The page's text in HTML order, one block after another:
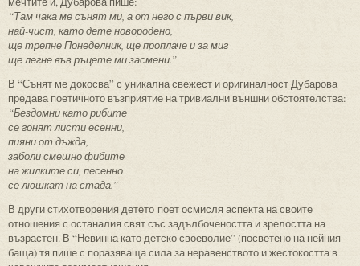
“Там чака ме сънят ми, а от него с първи вик,
най-чист, като дете новородено,
ще трепне Понеделник, ще проплаче и за миг
ще легне във ръцете ми засмени.”
В “Сънят ме докосва” с уникална свежест и оригиналност Дубарова
предава поетичното възприятие на тривиални външни обстоятелства:
“Бездомни като рибите
се гонят листи есенни,
пияни от дъжда,
заболи смешно фибите
на жилките си, песенно
се люшкат на стада.”
В други стихотворения детето-поет осмисля аспекта на своите
отношения с останалия свят със задълбочеността и зрелостта на
възрастен. В “Невинна като детско своеволие” (посветено на нейния
баща) тя пише с поразяваща сила за неравенството и жестокостта в